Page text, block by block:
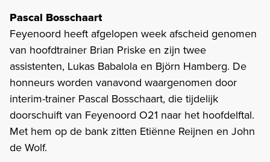
Pascal Bosschaart
Feyenoord heeft afgelopen week afscheid genomen
van hoofdtrainer Brian Priske en zijn twee
assistenten, Lukas Babalola en Björn Hamberg. De
honneurs worden vanavond waargenomen door
interim-trainer Pascal Bosschaart, die tijdelijk
doorschuift van Feyenoord O21 naar het hoofdelftal.
Met hem op de bank zitten Etiënne Reijnen en John
de Wolf.